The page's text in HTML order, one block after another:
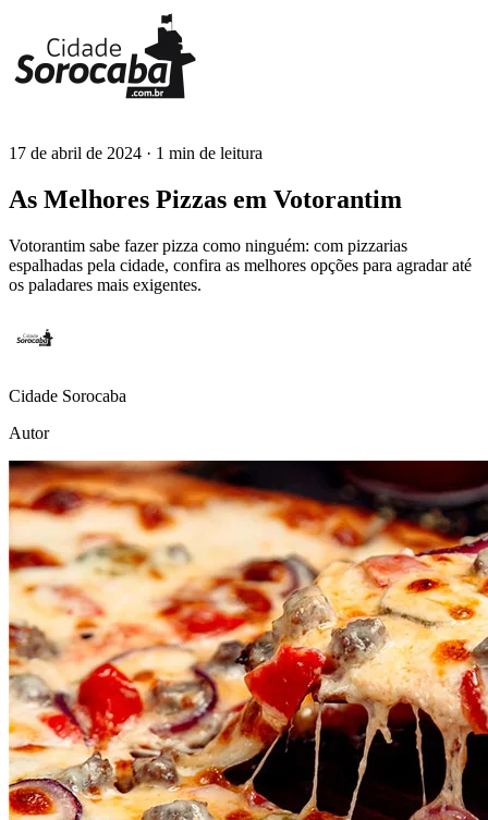
17 de abril de 2024 · 1 min de leitura
As Melhores Pizzas em Votorantim
Votorantim sabe fazer pizza como ninguém: com pizzarias
espalhadas pela cidade, confira as melhores opções para agradar até
os paladares mais exigentes.
Cidade Sorocaba
Autor